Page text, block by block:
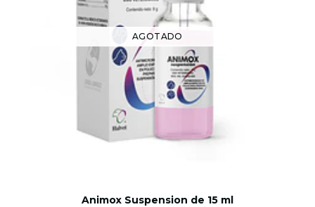
AGOTADO
Animox Suspension de 15 ml